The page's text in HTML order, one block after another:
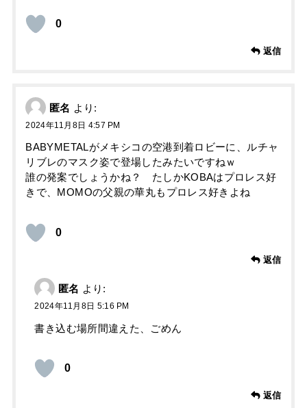
0
返信
匿名 より:
2024年11月8日 4:57 PM
BABYMETALがメキシコの空港到着ロビーに、ルチャ
リブレのマスク姿で登場したみたいですねｗ
誰の発案でしょうかね？ たしかKOBAはプロレス好
きで、MOMOの父親の華丸もプロレス好きよね
0
返信
匿名 より:
2024年11月8日 5:16 PM
書き込む場所間違えた、ごめん
0
返信